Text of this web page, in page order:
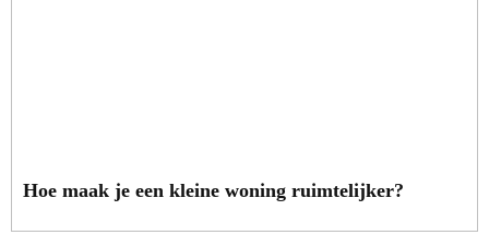
Hoe maak je een kleine woning ruimtelijker?